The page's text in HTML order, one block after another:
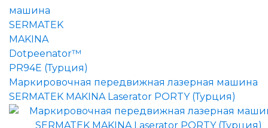
Маркировочная передвижная лазерная машина
SERMATEK MAKINA Laserator PORTY (Турция)